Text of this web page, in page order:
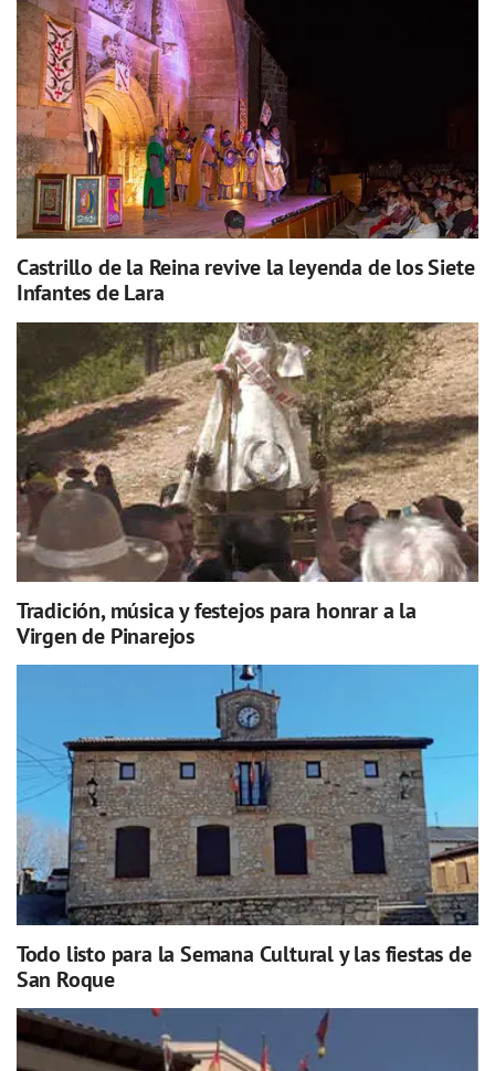
Castrillo de la Reina revive la leyenda de los Siete
Infantes de Lara
Tradición, música y festejos para honrar a la
Virgen de Pinarejos
Todo listo para la Semana Cultural y las fiestas de
San Roque